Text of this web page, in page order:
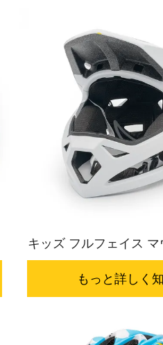
キッズ フルフェイス マ
イク ヘルメット
もっと詳しく